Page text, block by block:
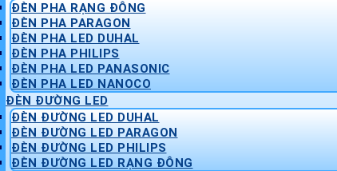
ĐÈN PHA RẠNG ĐÔNG
ĐÈN PHA PARAGON
ĐÈN PHA LED DUHAL
ĐÈN PHA PHILIPS
ĐÈN PHA LED PANASONIC
ĐÈN PHA LED NANOCO
ĐÈN ĐƯỜNG LED
ĐÈN ĐƯỜNG LED DUHAL
ĐÈN ĐƯỜNG LED PARAGON
ĐÈN ĐƯỜNG LED PHILIPS
ĐÈN ĐƯỜNG LED RẠNG ĐÔNG